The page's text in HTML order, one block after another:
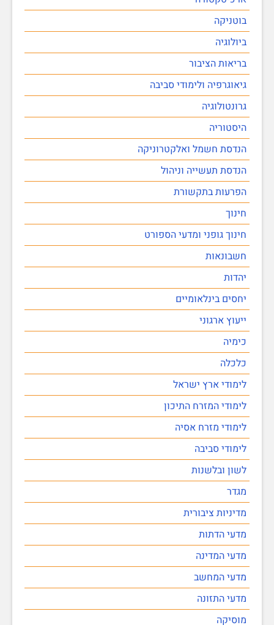
בוטניקה
ביולוגיה
בריאות הציבור
גיאוגרפיה ולימודי סביבה
גרונטולוגיה
היסטוריה
הנדסת חשמל ואלקטרוניקה
הנדסת תעשייה וניהול
הפרעות בתקשורת
חינוך
חינוך גופני ומדעי הספורט
חשבונאות
יהדות
יחסים בינלאומיים
ייעוץ ארגוני
כימיה
כלכלה
לימודי ארץ ישראל
לימודי המזרח התיכון
לימודי מזרח אסיה
לימודי סביבה
לשון ובלשנות
מגדר
מדיניות ציבורית
מדעי הדתות
מדעי המדינה
מדעי המחשב
מדעי התזונה
מוסיקה